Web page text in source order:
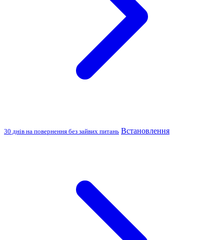
30 днів на повернення без зайвих питань Встановлення